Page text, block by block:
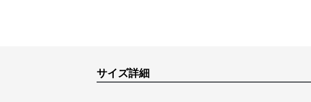
サイズ詳細